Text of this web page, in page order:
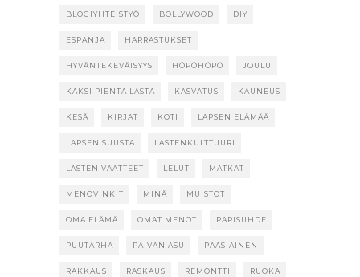
BLOGIYHTEISTYÖ BOLLYWOOD DIY
ESPANJA HARRASTUKSET
HYVÄNTEKEVÄISYYS HÖPÖHÖPÖ JOULU
KAKSI PIENTÄ LASTA KASVATUS KAUNEUS
KESÄ KIRJAT KOTI LAPSEN ELÄMÄÄ
LAPSEN SUUSTA LASTENKULTTUURI
LASTEN VAATTEET LELUT MATKAT
MENOVINKIT MINÄ MUISTOT
OMA ELÄMÄ OMAT MENOT PARISUHDE
PUUTARHA PÄIVÄN ASU PÄÄSIÄINEN
RAKKAUS RASKAUS REMONTTI RUOKA